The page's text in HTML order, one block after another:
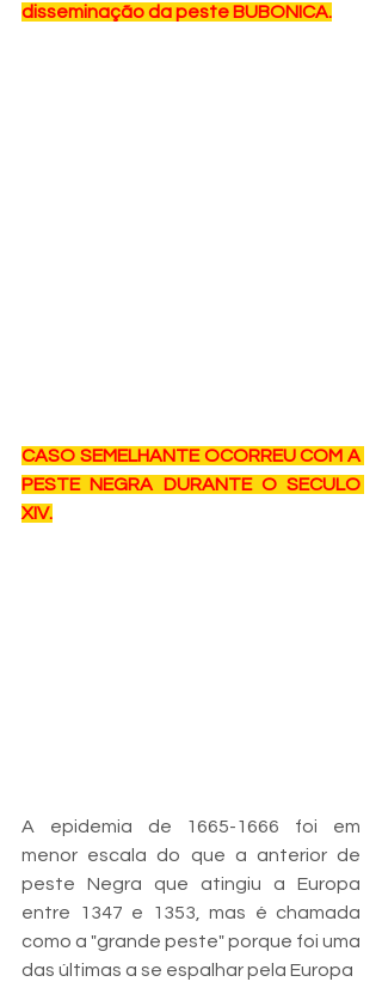
disseminação da peste BUBONICA.
CASO SEMELHANTE OCORREU COM A
PESTE NEGRA DURANTE O SECULO
XIV.
A epidemia de 1665-1666 foi em
menor escala do que a anterior de
peste Negra que atingiu a Europa
entre 1347 e 1353, mas é chamada
como a "grande peste" porque foi uma
das últimas a se espalhar pela Europa